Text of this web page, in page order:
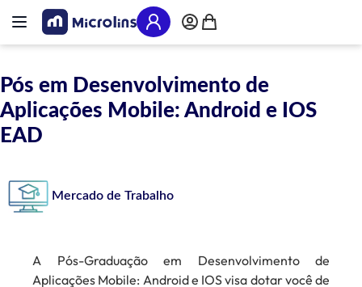
Pular para o conteúdo
Alternar Nav
Meu Carrinho
Mercado de Trabalho
A Pós-Graduação em Desenvolvimento de
Aplicações Mobile: Android e IOS visa dotar você de
Pós em Desenvolvimento de
Aplicações Mobile: Android e IOS
EAD